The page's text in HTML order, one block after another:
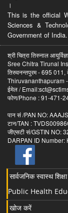
।
This is the official
Sciences &
Government of India.
श्री चित्रा तिरुनाल
Sree Chitra Tirunal
तिरुवनन्तपुरम - 695 011,
Thiruvananthapuram
ईमेल /
फोण/Phone : 91-471-
पान सं /PAN NO:
टान/TAN :
जीएसटी सं/GSTIN
DARPAN ID
सार्वजनिक स्वास्थ शिक्षा
Public Health
खोज करें